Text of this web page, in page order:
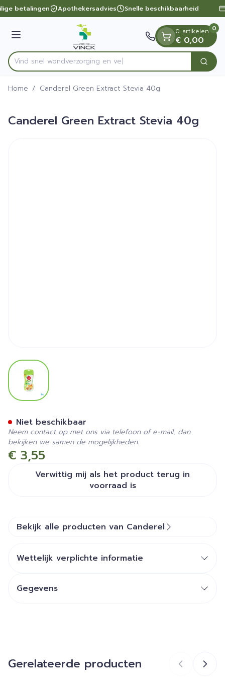
Ga naar de inhoud
1 van 1
betalingen Apothekersadvies Snelle beschikbaarheid
Menu
Product, merk, categorie...
Vind snel wondverzorgi Zoek
0 artikelen
€ 0,00
0
Home / Canderel Green Extract Stevia 40g
Canderel Green Extract Stevia 40g
View larger image
€ 3,55
Verwittig mij als het product terug in
voorraad is
Niet beschikbaar
Neem contact op met ons via telefoon of e-mail, dan
bekijken we samen de mogelijkheden.
Bekijk alle producten van Canderel
Wettelijk verplichte informatie
Gegevens
Merken Canderel
Gerelateerde producten